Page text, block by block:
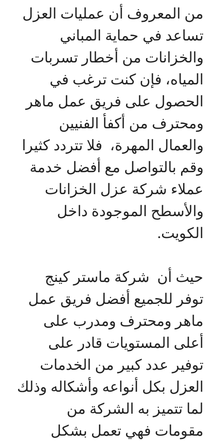
من المعروف أن عمليات العزل
تساعد في حماية المباني
والخزانات من أخطار تسربات
المياه، فإن كنت ترغب في
الحصول على فريق عمل ماهر
ومحترف من أكفأ الفنيين
والعمال المهرة، فلا تتردد كثيرا
وقم بالتواصل مع أفضل خدمة
عملاء شركة عزل الخزانات
والأسطح الموجودة داخل
الكويت.
حيث أن شركة ماستر كينج
توفر للجميع أفضل فريق عمل
ماهر ومحترف ومدرب على
أعلى المستويات قادر على
توفير عدد كبير من الخدمات
العزل بكل أنواعه وأشكاله وذلك
لما تتميز به الشركة من
مقومات فهي تعمل بشكل